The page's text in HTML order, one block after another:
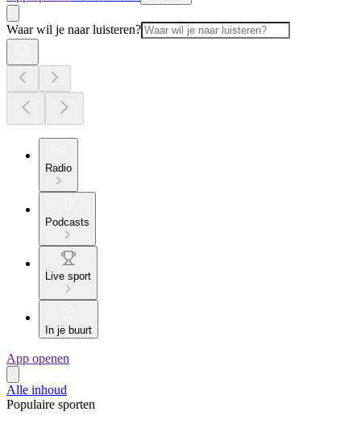
Waar wil je naar luisteren?
Radio
Podcasts
Live sport
In je buurt
App openen
Alle inhoud
Populaire sporten